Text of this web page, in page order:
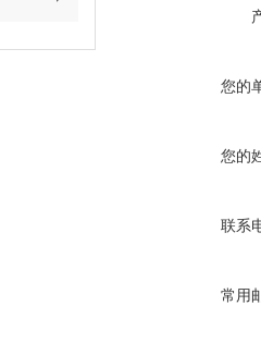
您的
您的
联系
常用